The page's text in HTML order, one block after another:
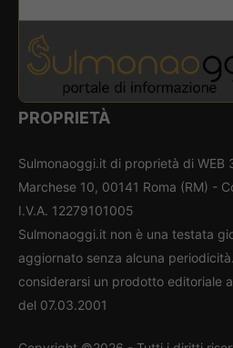
PROPRIETÀ
Sulmonaoggi.it di proprietà di WEB
Marchese 10, 00141 Roma (RM) -
I.V.A. 12279101005
Sulmonaoggi.it non è una testata
aggiornato senza alcuna
considerarsi un prodotto editoriale
del 07.03.2001